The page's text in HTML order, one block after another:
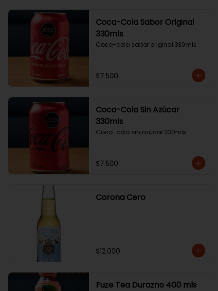
Coca-Cola Sabor Original
330mls
Coca-cola sabor original 330mls
$7.500
Coca-Cola Sin Azúcar
330mls
Coca-cola sin azúcar 330mls
$7.500
Corona Cero
$12.000
Fuze Tea Durazno 400 mls